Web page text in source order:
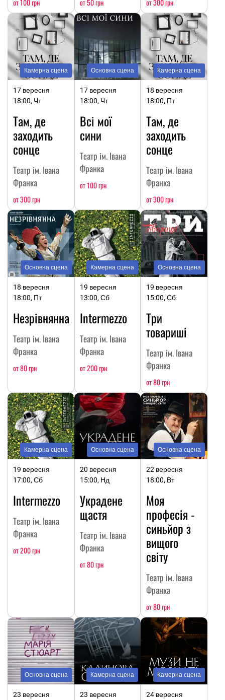
от 100 грн от 50 грн от 300 грн
Камерна сцена
17 вересня
18:00, Чт
Там, де
заходить
сонце
Театр ім. Івана
Франка
от 300 грн
Основна сцена
17 вересня
18:00, Чт
Всі мої
сини
Театр ім. Івана
Франка
от 100 грн
Камерна сцена
18 вересня
18:00, Пт
Там, де
заходить
сонце
Театр ім. Івана
Франка
от 300 грн
Основна сцена
18 вересня
18:00, Пт
Незрівнянна
Театр ім. Івана
Франка
от 80 грн
Камерна сцена
19 вересня
13:00, Сб
Intermezzo
Театр ім. Івана
Франка
от 200 грн
Основна сцена
19 вересня
15:00, Сб
Три
товариші
Театр ім. Івана
Франка
от 80 грн
Камерна сцена
19 вересня
17:00, Сб
Intermezzo
Театр ім. Івана
Франка
от 200 грн
Основна сцена
20 вересня
15:00, Нд
Украдене
щастя
Театр ім. Івана
Франка
от 80 грн
Основна сцена
22 вересня
18:00, Вт
Моя
професія -
синьйор з
вищого
світу
Театр ім. Івана
Франка
от 80 грн
Основна сцена
23 вересня
Камерна сцена
23 вересня
Камерна сцена
24 вересня